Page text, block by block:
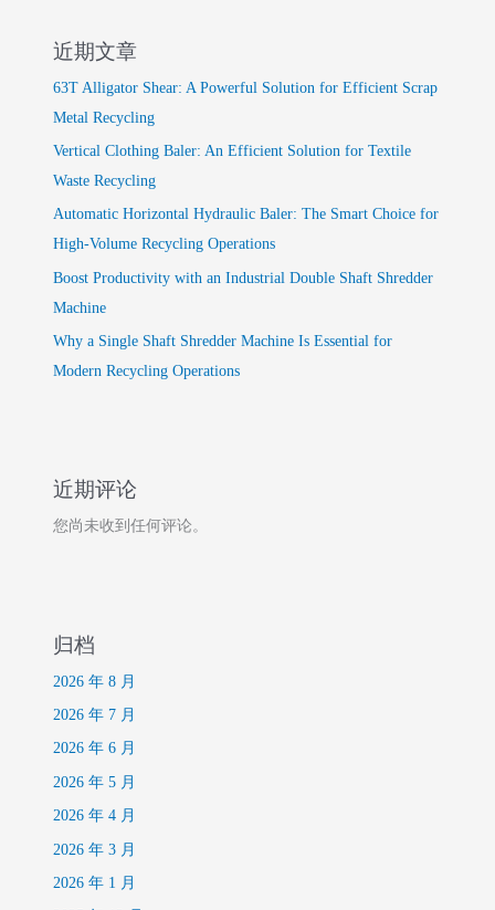
近期文章
63T Alligator Shear: A Powerful Solution for Efficient Scrap
Metal Recycling
Vertical Clothing Baler: An Efficient Solution for Textile
Waste Recycling
Automatic Horizontal Hydraulic Baler: The Smart Choice for
High-Volume Recycling Operations
Boost Productivity with an Industrial Double Shaft Shredder
Machine
Why a Single Shaft Shredder Machine Is Essential for
Modern Recycling Operations
近期评论
您尚未收到任何评论。
归档
2026 年 8 月
2026 年 7 月
2026 年 6 月
2026 年 5 月
2026 年 4 月
2026 年 3 月
2026 年 1 月